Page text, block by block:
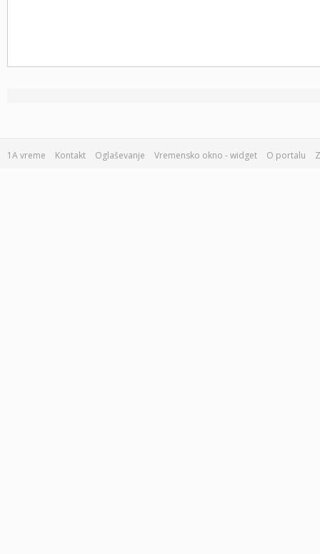
1A vreme Kontakt Oglaševanje Vremensko okno - widget O portalu